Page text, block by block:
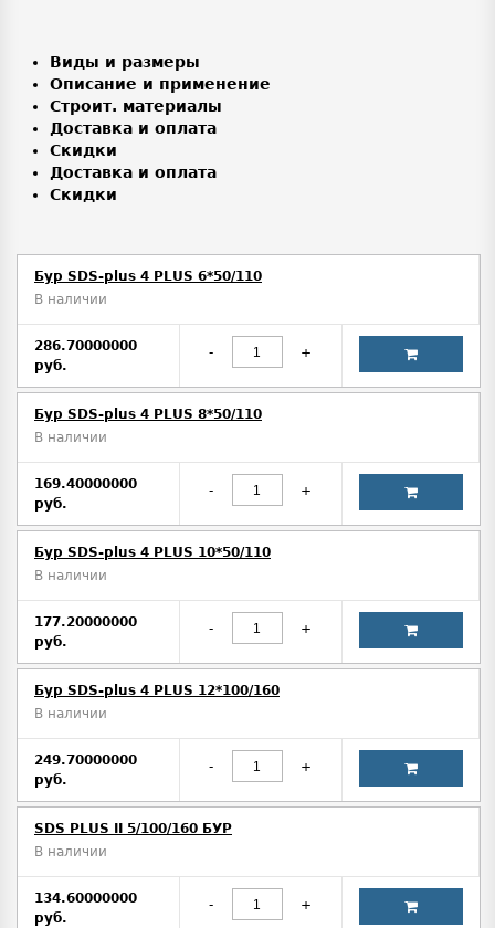
Виды и размеры
Описание и применение
Строит. материалы
Доставка и оплата
Скидки
Доставка и оплата
Скидки
Бур SDS-plus 4 PLUS 6*50/110
В наличии
286.70000000
руб.
- +
Бур SDS-plus 4 PLUS 8*50/110
В наличии
169.40000000
руб.
- +
Бур SDS-plus 4 PLUS 10*50/110
В наличии
177.20000000
руб.
- +
Бур SDS-plus 4 PLUS 12*100/160
В наличии
249.70000000
руб.
- +
SDS PLUS II 5/100/160 БУР
В наличии
134.60000000
руб.
- +